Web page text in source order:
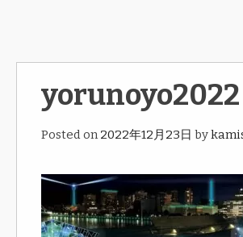
yorunoyo2022
Posted on2022年12月23日 by